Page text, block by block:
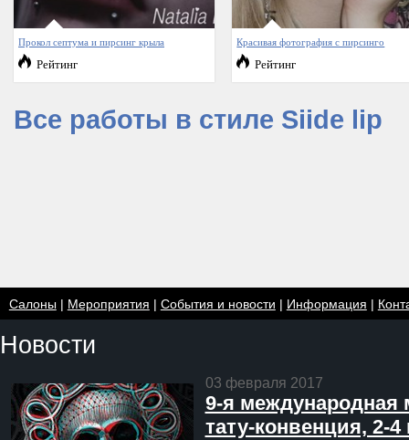
Прокол септума и пирсинг крыла
Рейтинг
Красивая фотография с пирсинго
Рейтинг
Все работы в стиле Siide lip
Салоны| Мероприятия | События и новости | Информация |
Новости
03 февраля 2017
9-я международная
тату-конвенция, 2-